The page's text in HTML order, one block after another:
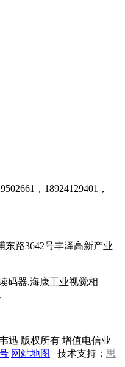
，18924129401，
路3642号丰泽高新产业
码器,海康工业视觉相
迅 版权所有 增值电信业
网站地图 技术支持： 思